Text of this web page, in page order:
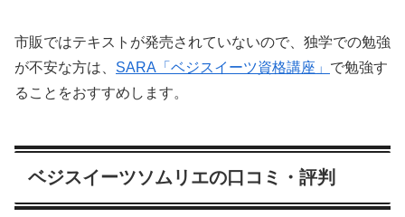
市販ではテキストが発売されていないので、独学での勉強
が不安な方は、 SARA「ベジスイーツ資格講座」 で勉強す
ることをおすすめします。
ベジスイーツソムリエの口コミ・評判